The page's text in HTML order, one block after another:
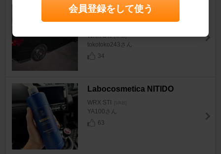
YOKOHAMA ADVAN Racing
RZⅡ
WRX STI [VAB]
tokotoko243さん
34
Labocosmetica NITIDO
WRX STI [VAB]
YA100さん
63
会員登録をして使う